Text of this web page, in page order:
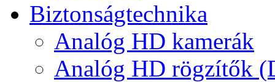
Biztonságtechnika
Analóg HD kamerák
Analóg HD rögzítők